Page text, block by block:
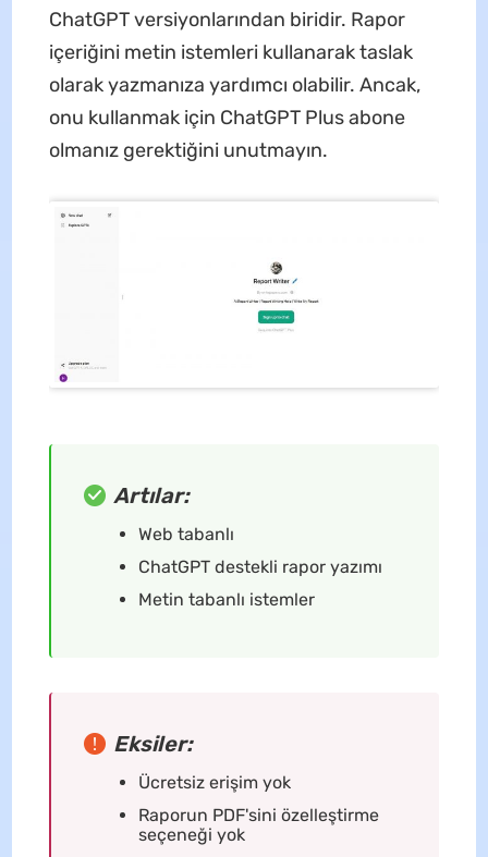
ChatGPT versiyonlarından biridir. Rapor
içeriğini metin istemleri kullanarak taslak
olarak yazmanıza yardımcı olabilir. Ancak,
onu kullanmak için ChatGPT Plus abone
olmanız gerektiğini unutmayın.
Artılar:
Web tabanlı
ChatGPT destekli rapor yazımı
Metin tabanlı istemler
Eksiler:
Ücretsiz erişim yok
Raporun PDF'sini özelleştirme
seçeneği yok